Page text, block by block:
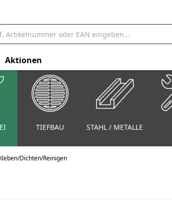
Aktionen
TIEFBAU STAHL / METALLE
Dichten/Reinigen